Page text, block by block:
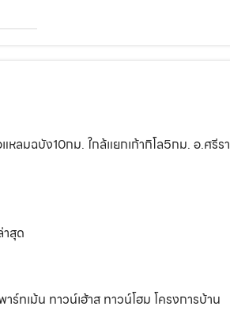
ลมฉบัง10กม. ใกล้แยกเก้ากิโล5กม. อ.ศรีร
สุด
ทเม้น ทาวน์เฮ้าส ทาวน์โฮม โครงการบ้าน